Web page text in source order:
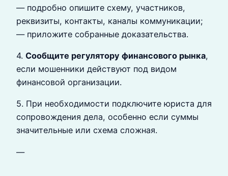
— подробно опишите схему, участников,
реквизиты, контакты, каналы коммуникации;
— приложите собранные доказательства.
4. Сообщите регулятору финансового рынка,
если мошенники действуют под видом
финансовой организации.
5. При необходимости подключите юриста для
сопровождения дела, особенно если суммы
значительные или схема сложная.
—